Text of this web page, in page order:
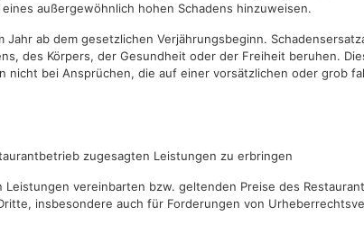
außergewöhnlich hohen Schadens hinzuweisen.
ab dem gesetzlichen Verjährungsbeginn.
des Körpers, der Gesundheit oder der Freiheit beruhen.
bei Ansprüchen, die auf einer vorsätzlichen oder grob
zugesagten Leistungen zu erbringen
vereinbarten bzw. geltenden Preise des
insbesondere auch für Forderungen von